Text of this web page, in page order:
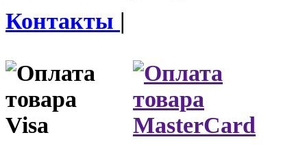
Контакты |